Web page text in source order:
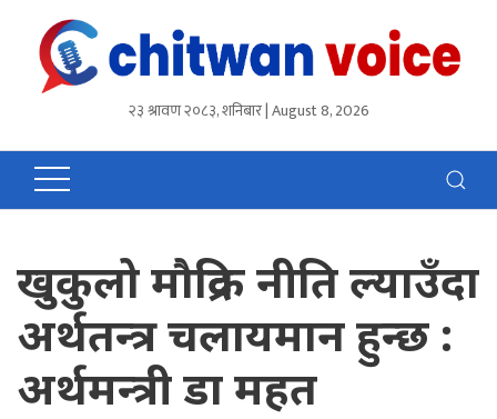
२३ श्रावण २०८३, शनिबार | August 8, 2026
खुकुलो मौद्रिक नीति ल्याउँदा
अर्थतन्त्र चलायमान हुन्छ :
अर्थमन्त्री डा महत